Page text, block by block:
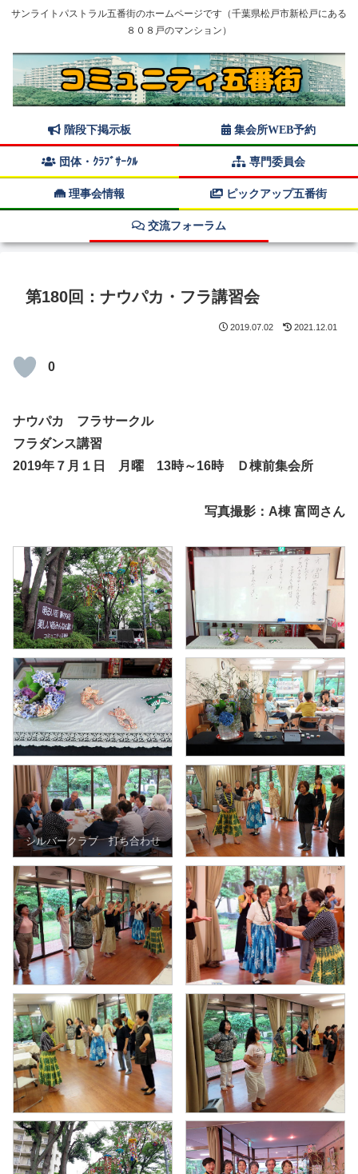
サンライトパストラル五番街のホームページです（千葉県松戸市新松戸にある
８０８戸のマンション）
階段下掲示板 集会所WEB予約
団体・ｸﾗﾌﾞｻｰｸﾙ 専門委員会
理事会情報 ピックアップ五番街
交流フォーラム
第180回：ナウパカ・フラ講習会
2019.07.02 2021.12.01
0
ナウパカ フラサークル
フラダンス講習
2019年７月１日 月曜 13時～16時 Ｄ棟前集会所
写真撮影：A棟 富岡さん
シルバークラブ 打ち合わせ